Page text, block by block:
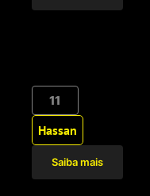
11
Hassan
Saiba mais